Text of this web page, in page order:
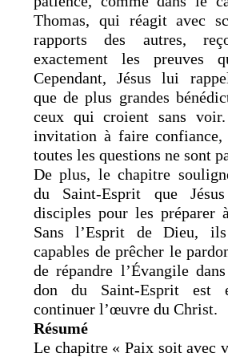
Thomas, qui réagit avec
rapports des autres,
exactement les preuves
Cependant, Jésus lui
que de plus grandes
ceux qui croient sans
invitation à faire confiance,
toutes les questions ne sont
De plus, le chapitre
du Saint-Esprit que
disciples pour les préparer
Sans l’Esprit de Dieu,
capables de prêcher le
de répandre l’Évangile
don du Saint-Esprit est
continuer l’œuvre du Christ.
Résumé
Le chapitre « Paix soit avec